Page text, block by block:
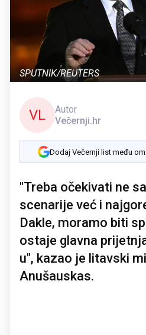
SPUTNIK/REUTERS
VL
Autor
Večernji.hr
Dodaj Večernji list među
"Treba očekivati ne
scenarije već i
Dakle, moramo biti
ostaje glavna
u", kazao je litavski
Anušauskas.